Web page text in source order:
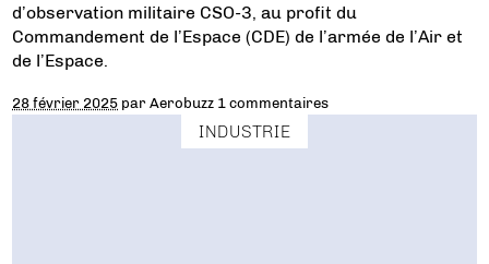
d’observation militaire CSO-3, au profit du
Commandement de l’Espace (CDE) de l’armée de l’Air et
de l’Espace.
28 février 2025 parAerobuzz 1 commentaires
INDUSTRIE